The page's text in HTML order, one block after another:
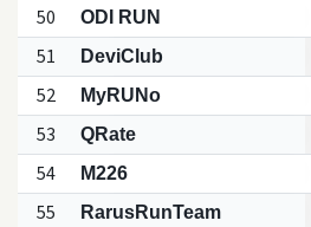
50
ODI RUN
51
DeviClub
52
MyRUNo
53
QRate
54
M226
55
RarusRunTeam